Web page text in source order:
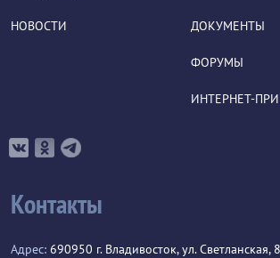
НОВОСТИ ДОКУМЕНТЫ
ФОРУМЫ
ИНТЕРНЕТ-
Контакты
Адрес: 690950 г. Владивосток, ул. Светланская,